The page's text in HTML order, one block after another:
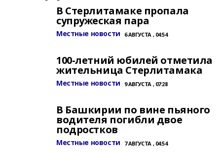
В Стерлитамаке пропала
супружеская пара
Местные новости 6 АВГУСТА , 04:54
100-летний юбилей отметила
жительница Стерлитамака
Местные новости 9 АВГУСТА , 07:28
В Башкирии по вине пьяного
водителя погибли двое
подростков
Местные новости 7 АВГУСТА , 04:54